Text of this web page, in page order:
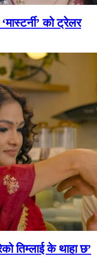
को ट्रेलर
तिम्लाई के थाहा छ’